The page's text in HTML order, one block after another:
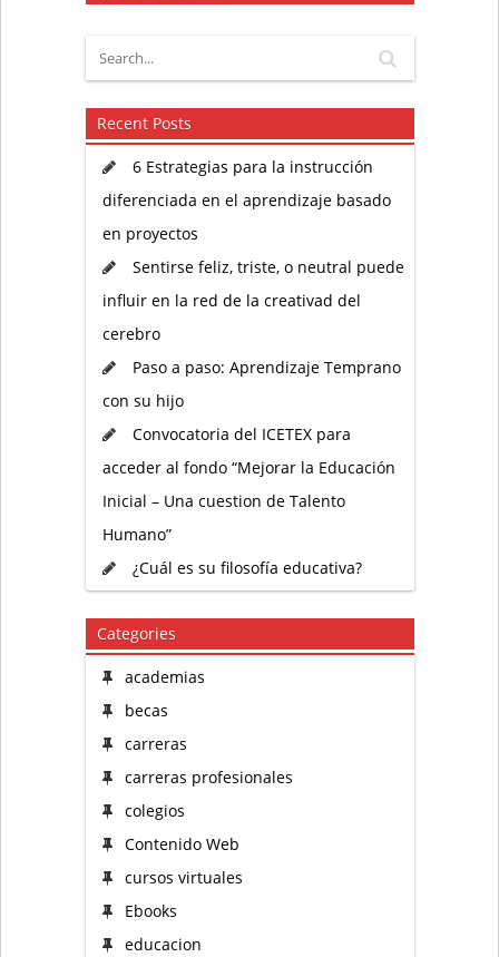
Recent Posts
6 Estrategias para la instrucción
diferenciada en el aprendizaje basado
en proyectos
Sentirse feliz, triste, o neutral puede
influir en la red de la creativad del
cerebro
Paso a paso: Aprendizaje Temprano
con su hijo
Convocatoria del ICETEX para
acceder al fondo “Mejorar la Educación
Inicial – Una cuestion de Talento
Humano”
¿Cuál es su filosofía educativa?
Categories
academias
becas
carreras
carreras profesionales
colegios
Contenido Web
cursos virtuales
Ebooks
educacion